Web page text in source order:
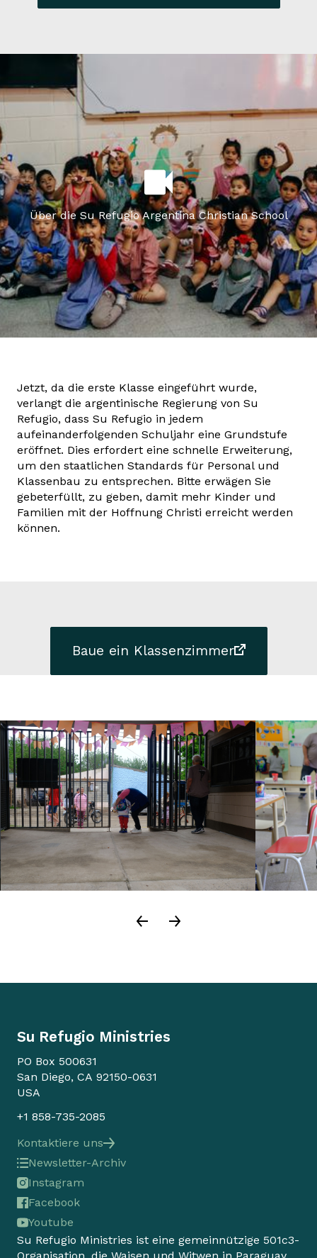
Über die Su Refugio Argentina Christian School
Jetzt, da die erste Klasse eingeführt wurde,
verlangt die argentinische Regierung von Su
Refugio, dass Su Refugio in jedem
aufeinanderfolgenden Schuljahr eine Grundstufe
eröffnet. Dies erfordert eine schnelle Erweiterung,
um den staatlichen Standards für Personal und
Klassenbau zu entsprechen. Bitte erwägen Sie
gebeterfüllt, zu geben, damit mehr Kinder und
Familien mit der Hoffnung Christi erreicht werden
können.
Baue ein Klassenzimmer
Su Refugio Ministries
PO Box 500631
San Diego, CA 92150-0631
USA
+1 858-735-2085
Kontaktiere uns
Su Refugio Ministries ist eine gemeinnützige 501c3-
Newsletter-Archiv
Instagram
Facebook
Youtube